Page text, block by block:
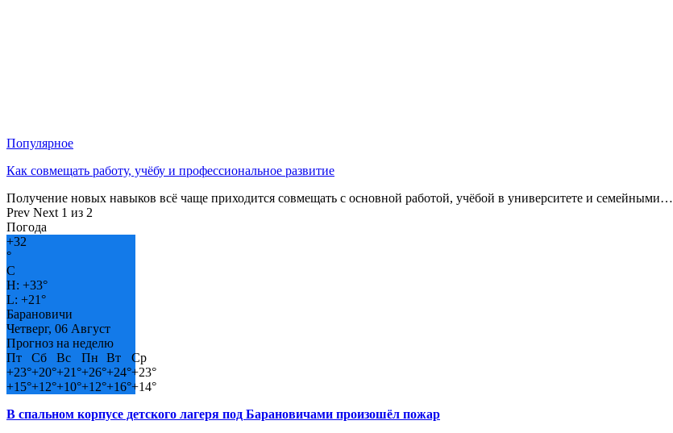
Популярное
Как совмещать работу, учёбу и профессиональное развитие
Получение новых навыков всё чаще приходится совмещать с основной работой, учёбой в университете и семейными…
Prev Next 1 из 2
Погода
+32
°
C
H: +33°
L: +21°
Барановичи
Четверг, 06 Август
Прогноз на неделю
Пт
Сб Вс Пн Вт
Ср
+23°+20°+21°+26°+24°+23°
+15°+12°+10°+12°+16°+14°
В спальном корпусе детского лагеря под Барановичами произошёл пожар